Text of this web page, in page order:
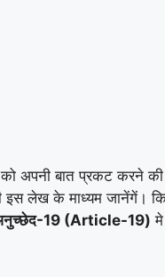
अपनी बात प्रकट करने की
इस लेख के माध्यम जानेंगें।
19 (Article-19) मे